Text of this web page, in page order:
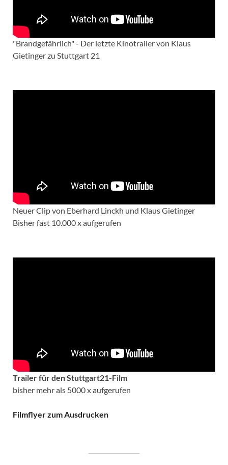
"Brandgefährlich" - Der letzte Kinotrailer von Klaus
Gietinger zu Stuttgart 21
Neuer Clip von Eberhard Linckh und Klaus Gietinger
Bisher fast 10.000 x aufgerufen
Trailer für den Stuttgart21-Film
bisher mehr als 5000 x aufgerufen
Filmflyer zum Ausdrucken